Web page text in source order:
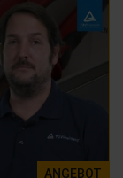
ANGEBOT